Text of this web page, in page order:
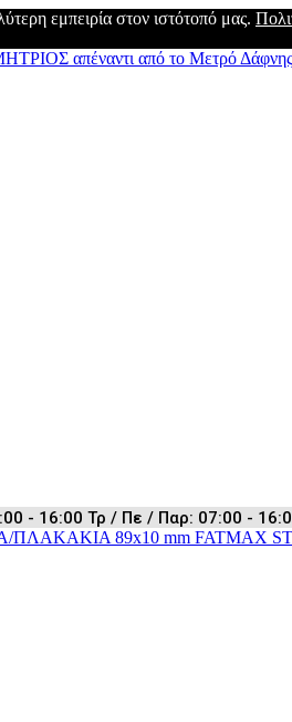
εμπειρία στον ιστότοπό μας.
απέναντι από το Μετρό Δάφνης
- 16:00 Τρ / Πε / Παρ: 07:00 -
89x10 mm FATMAX